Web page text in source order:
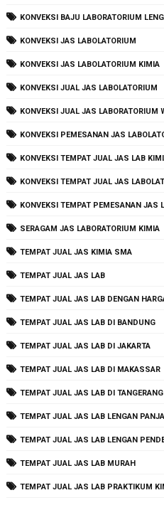
KONVEKSI BAJU LABORATORIUM
KONVEKSI JAS LABOLATORIUM
KONVEKSI JAS LABOLATORIUM KIMIA
KONVEKSI JUAL JAS LABOLATORIUM
KONVEKSI JUAL JAS LABORATORIUM
KONVEKSI PEMESANAN JAS
KONVEKSI TEMPAT JUAL JAS LAB
KONVEKSI TEMPAT JUAL JAS
KONVEKSI TEMPAT PEMESANAN JAS
SERAGAM JAS LABORATORIUM KIMIA
TEMPAT JUAL JAS KIMIA SMA
TEMPAT JUAL JAS LAB
TEMPAT JUAL JAS LAB DENGAN
TEMPAT JUAL JAS LAB DI BANDUNG
TEMPAT JUAL JAS LAB DI JAKARTA
TEMPAT JUAL JAS LAB DI MAKASSAR
TEMPAT JUAL JAS LAB DI TANGERANG
TEMPAT JUAL JAS LAB LENGAN
TEMPAT JUAL JAS LAB LENGAN
TEMPAT JUAL JAS LAB MURAH
TEMPAT JUAL JAS LAB PRAKTIKUM